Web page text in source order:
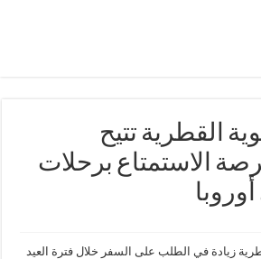
القطرية تتيح
الاستمتاع برحلات
زيادة في الطلب على السفر خلال فترة العيد